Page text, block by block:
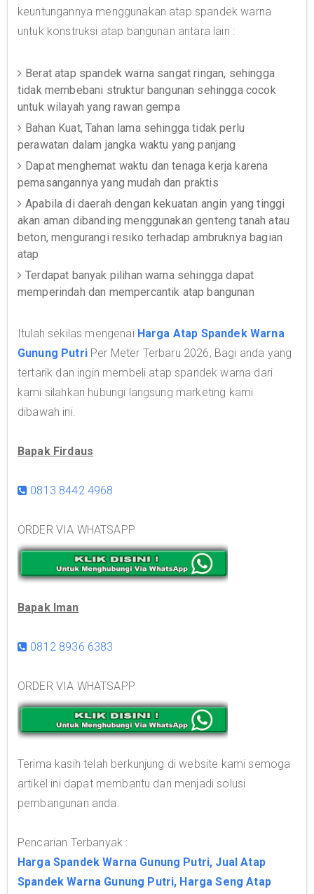
keuntungannya menggunakan atap spandek warna
untuk konstruksi atap bangunan antara lain :
Berat atap spandek warna sangat ringan, sehingga
tidak membebani struktur bangunan sehingga cocok
untuk wilayah yang rawan gempa
Bahan Kuat, Tahan lama sehingga tidak perlu
perawatan dalam jangka waktu yang panjang
Dapat menghemat waktu dan tenaga kerja karena
pemasangannya yang mudah dan praktis
Apabila di daerah dengan kekuatan angin yang tinggi
akan aman dibanding menggunakan genteng tanah atau
beton, mengurangi resiko terhadap ambruknya bagian
atap
Terdapat banyak pilihan warna sehingga dapat
memperindah dan mempercantik atap bangunan
Itulah sekilas mengenai Harga Atap Spandek Warna
Gunung Putri Per Meter Terbaru 2026, Bagi anda yang
tertarik dan ingin membeli atap spandek warna dari
kami silahkan hubungi langsung marketing kami
dibawah ini.
Bapak Firdaus
0813 8442 4968
ORDER VIA WHATSAPP
Bapak Iman
0812 8936 6383
ORDER VIA WHATSAPP
Terima kasih telah berkunjung di website kami semoga
artikel ini dapat membantu dan menjadi solusi
pembangunan anda.
Pencarian Terbanyak :
Harga Spandek Warna Gunung Putri, Jual Atap
Spandek Warna Gunung Putri, Harga Seng Atap